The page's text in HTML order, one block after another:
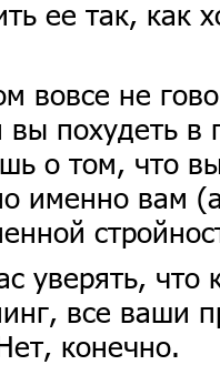
ее так, как
вовсе не
вы похудеть
о том, что
именно вам
уверять, что
все ваши
конечно.